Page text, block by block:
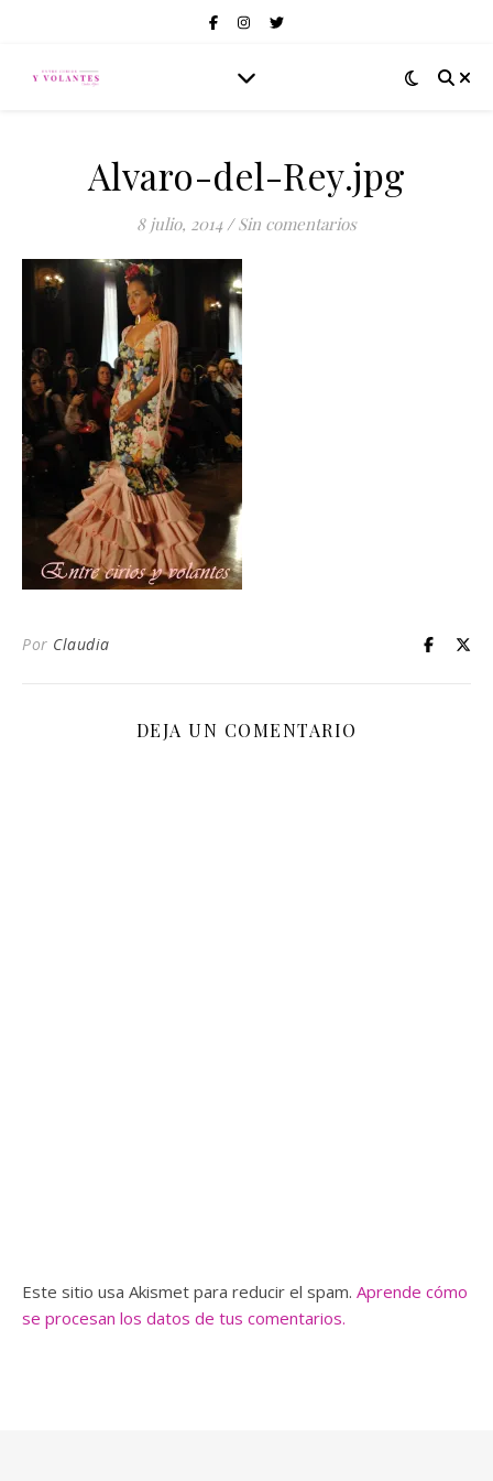
Alvaro-del-Rey.jpg
8 julio, 2014 / Sin comentarios
Por Claudia
DEJA UN COMENTARIO
Este sitio usa Akismet para reducir el spam. Aprende cómo
se procesan los datos de tus comentarios.